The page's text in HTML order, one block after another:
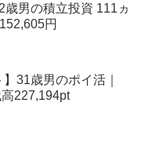
歳男の積立投資 111ヵ
円
】31歳男のポイ活｜
227,194pt